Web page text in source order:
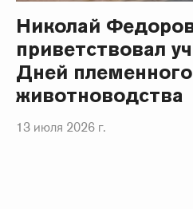
Николай
приветствовал
Дней племенного
животноводства
13 июля 2026 г.